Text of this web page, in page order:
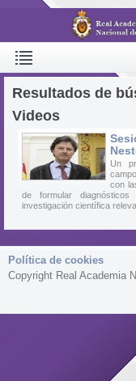
Resultados de
Videos
Un
con
de formular
investigación científica
Política de cookies
Copyright Real Academia